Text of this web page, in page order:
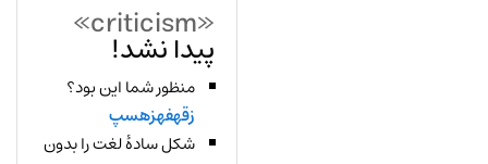
«criticism»
پیدا نشد!
منظور شما این بود؟
زقهفهزهسپ
شکل سادهٔ لغت را بدون